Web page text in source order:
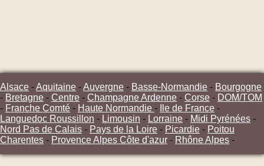
Alsace -Aquitaine -Auvergne - Basse-Normandie - Bourgogne
- Bretagne - Centre - Champagne Ardenne - Corse - DOM/TOM
- Franche Comté - Haute Normandie - Ile de France -
Languedoc Roussillon - Limousin - Lorraine - Midi Pyrénées -
Nord Pas de Calais - Pays de la Loire - Picardie - Poitou
Charentes - Provence Alpes Côte d'azur - Rhône Alpes -